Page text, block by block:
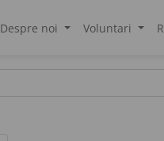
Despre noi Voluntari